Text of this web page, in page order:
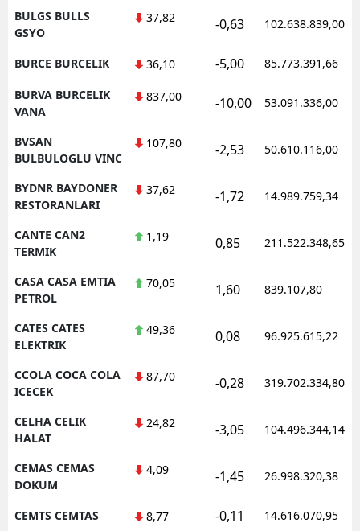
BULGS BULLS
GSYO
37,82 -0,63 102.638.839,00
BURCE BURCELIK 36,10 -5,00 85.773.391,66
BURVA BURCELIK
VANA
837,00 -10,00 53.091.336,00
BVSAN
BULBULOGLU VINC
107,80 -2,53 50.610.116,00
BYDNR BAYDONER
RESTORANLARI
37,62 -1,72 14.989.759,34
CANTE CAN2
TERMIK
1,19 0,85 211.522.348,65
CASA CASA EMTIA
PETROL
70,05 1,60 839.107,80
CATES CATES
ELEKTRIK
49,36 0,08 96.925.615,22
CCOLA COCA COLA
ICECEK
87,70 -0,28 319.702.334,80
CELHA CELIK
HALAT
24,82 -3,05 104.496.344,14
CEMAS CEMAS
DOKUM
4,09 -1,45 26.998.320,38
CEMTS CEMTAS 8,77 -0,11 14.616.070,95